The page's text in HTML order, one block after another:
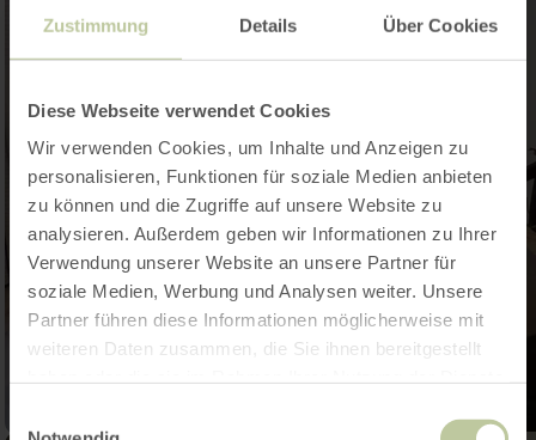
Zustimmung Details Über Cookies
Diese Webseite verwendet Cookies
Wir verwenden Cookies, um Inhalte und Anzeigen zu
personalisieren, Funktionen für soziale Medien anbieten
zu können und die Zugriffe auf unsere Website zu
analysieren. Außerdem geben wir Informationen zu Ihrer
Verwendung unserer Website an unsere Partner für
soziale Medien, Werbung und Analysen weiter. Unsere
Partner führen diese Informationen möglicherweise mit
weiteren Daten zusammen, die Sie ihnen bereitgestellt